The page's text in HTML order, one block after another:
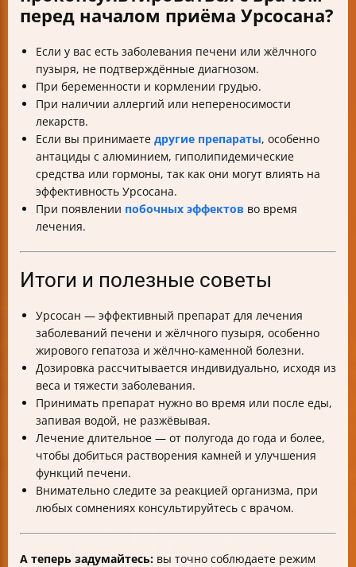
перед началом приёма Урсосана?
Если у вас есть заболевания печени или жёлчного
пузыря, не подтверждённые диагнозом.
При беременности и кормлении грудью.
При наличии аллергий или непереносимости
лекарств.
Если вы принимаете другие препараты, особенно
антациды с алюминием, гиполипидемические
средства или гормоны, так как они могут влиять на
эффективность Урсосана.
При появлении побочных эффектов во время
лечения.
Итоги и полезные советы
Урсосан — эффективный препарат для лечения
заболеваний печени и жёлчного пузыря, особенно
жирового гепатоза и жёлчно-каменной болезни.
Дозировка рассчитывается индивидуально, исходя из
веса и тяжести заболевания.
Принимать препарат нужно во время или после еды,
запивая водой, не разжёвывая.
Лечение длительное — от полугода до года и более,
чтобы добиться растворения камней и улучшения
функций печени.
Внимательно следите за реакцией организма, при
любых сомнениях консультируйтесь с врачом.
А теперь задумайтесь: вы точно соблюдаете режим